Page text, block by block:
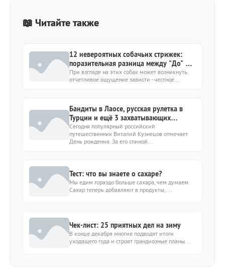
📖 Читайте также
12 невероятных собачьих стрижек:
поразительная разница между "До" и
"После"
При взгляде на этих собак может возникнуть
отчетливое ощущение зависти - честное...
Бандиты в Лаосе, русская рулетка в
Турции и ещё 3 захватывающих
истории из путешествий Виталия
Кузнецова
Сегодня популярный российский
путешественник Виталий Кузнецов отмечает
День рождения. За его спиной...
Тест: что вы знаете о сахаре?
Мы едим гораздо больше сахара, чем думаем.
Сахар теперь добавляют в продукты,...
Чек-лист: 25 приятных дел на зиму
В конце декабря многие подводят итоги
уходящего года и строят грандиозные планы...